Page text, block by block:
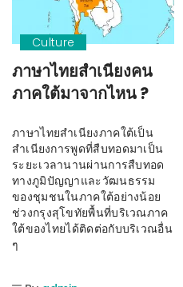
Culture
ภาษาไทยสำเนียงคน
ภาคใต้มาจากไหน ?
ภาษาไทยสำเนียงภาคใต้เป็น
สำเนียงการพูดที่สืบทอดมาเป็น
ระยะเวลานานผ่านการสืบทอด
ทางภูมิปัญญาและวัฒนธรรม
ของชุมชนในภาคใต้อย่างน้อย
ช่วงกรุงสุโขทัยพื้นที่บริเวณภาค
ใต้ของไทยได้ติดต่อกับบริเวณอื่น
ๆ